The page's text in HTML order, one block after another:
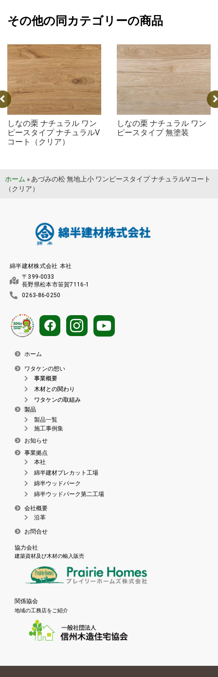
その他の同カテゴリーの商品
しなの栗 ナチュラル ワン
ピースタイプ 無塗装
しなの栗 ナチュラル
タイプ 無塗装
ホーム »あづみの松 無地上小 ワンピースタイプ ナチュラルVコート
（クリア）
綿半建材株式会社 本社
〒399-0033
長野県松本市笹賀7116-1
0263-86-0250
ホーム
ワタケンの想い
事業概要
木材との関わり
ワタケンの取組み
製品
製品一覧
施工事例集
お知らせ
事業拠点
本社
綿半建材プレカット工場
綿半ウッドパーク
綿半ウッドパーク第二工場
会社概要
沿革
お問合せ
協力会社
建築資材及び木材の輸入販売
関係協会
地域の工務店をご紹介